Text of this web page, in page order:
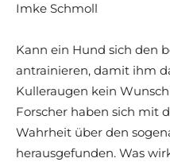
Imke Schmoll
Kann ein Hund sich den
antrainieren, damit ihm
Kulleraugen kein
Forscher haben sich mit
Wahrheit über den
herausgefunden. Was